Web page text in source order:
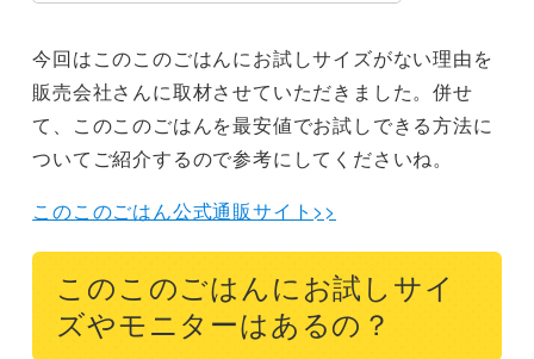
今回はこのこのごはんにお試しサイズがない理由を
販売会社さんに取材させていただきました。併せ
て、このこのごはんを最安値でお試しできる方法に
ついてご紹介するので参考にしてくださいね。
このこのごはん公式通販サイト>>
このこのごはんにお試しサイ
ズやモニターはあるの？